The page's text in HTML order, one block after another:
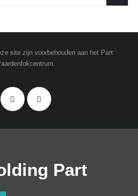
site zijn voorbehouden aan het Part
Part